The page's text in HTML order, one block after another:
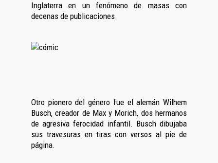
Inglaterra en un fenómeno de masas con
decenas de publicaciones.
Otro pionero del género fue el alemán Wilhem
Busch, creador de Max y Morich, dos hermanos
de agresiva ferocidad infantil. Busch dibujaba
sus travesuras en tiras con versos al pie de
página.